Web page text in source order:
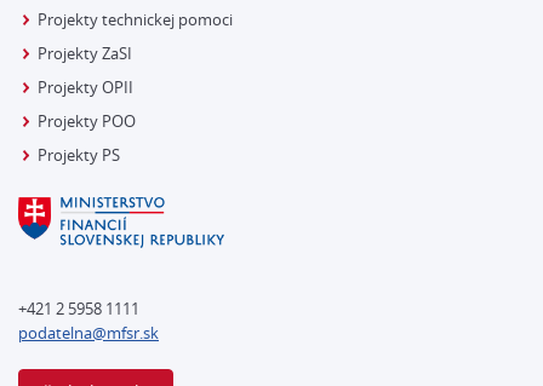
Projekty technickej pomoci
Projekty ZaSI
Projekty OPII
Projekty POO
Projekty PS
+421 2 5958 1111
podatelna@mfsr.sk